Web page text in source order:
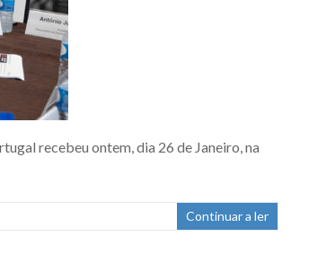
recebeu ontem, dia 26 de Janeiro, na
Continuar a ler